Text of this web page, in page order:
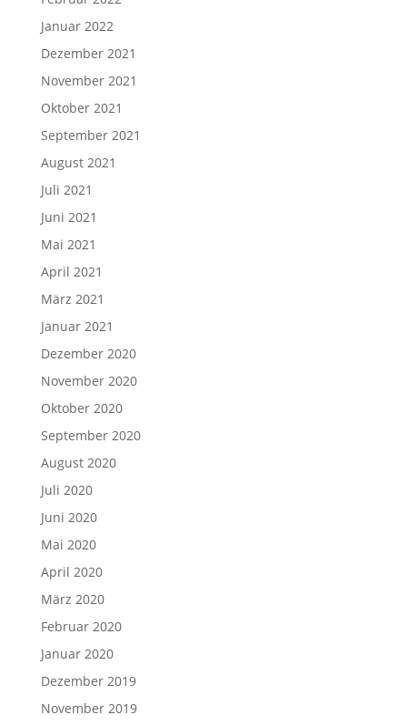
Januar 2022
Dezember 2021
November 2021
Oktober 2021
September 2021
August 2021
Juli 2021
Juni 2021
Mai 2021
April 2021
März 2021
Januar 2021
Dezember 2020
November 2020
Oktober 2020
September 2020
August 2020
Juli 2020
Juni 2020
Mai 2020
April 2020
März 2020
Februar 2020
Januar 2020
Dezember 2019
November 2019